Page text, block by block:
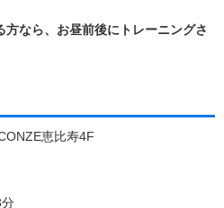
方なら、お昼前後にトレーニングさ
恵比寿4F